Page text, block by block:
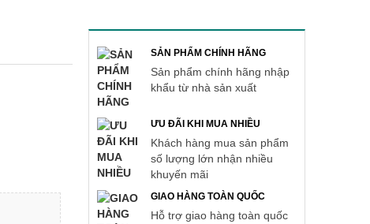
SẢN PHẨM CHÍNH HÃNG
Sản phẩm chính hãng nhập
khẩu từ nhà sản xuất
ƯU ĐÃI KHI MUA NHIỀU
Khách hàng mua sản phẩm
số lượng lớn nhận nhiều
khuyến mãi
GIAO HÀNG TOÀN QUỐC
Hỗ trợ giao hàng toàn quốc